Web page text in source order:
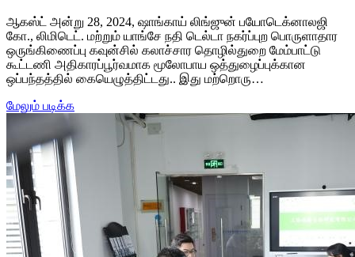
ஆகஸ்ட் அன்று 28, 2024, ஷாங்காய் லிங்ஜுன் பயோடெக்னாலஜி
கோ., லிமிடெட். மற்றும் யாங்சே நதி டெல்டா நகர்ப்புற பொருளாதார
ஒருங்கிணைப்பு கவுன்சில் கலாச்சார தொழில்துறை மேம்பாட்டு
கூட்டணி அதிகாரப்பூர்வமாக மூலோபாய ஒத்துழைப்புக்கான
ஒப்பந்தத்தில் கையெழுத்திட்டது.. இது மற்றொரு…
மேலும் படிக்க